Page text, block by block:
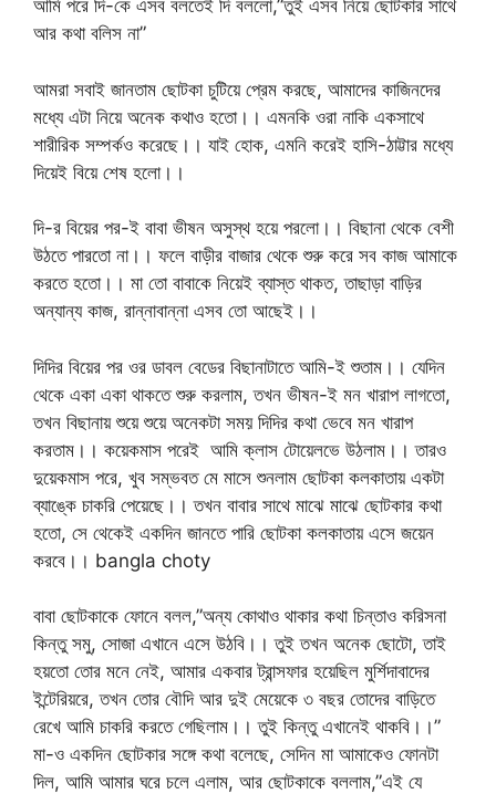
আমি পরে দি-কে এসব বলতেই দি বললো,”তুই এসব নিয়ে ছোটকার সাথে
আর কথা বলিস না”
আমরা সবাই জানতাম ছোটকা চুটিয়ে প্রেম করছে, আমাদের কাজিনদের
মধ্যে এটা নিয়ে অনেক কথাও হতো।। এমনকি ওরা নাকি একসাথে
শারীরিক সম্পর্কও করেছে।। যাই হোক, এমনি করেই হাসি-ঠাট্টার মধ্যে
দিয়েই বিয়ে শেষ হলো।।
দি-র বিয়ের পর-ই বাবা ভীষন অসুস্থ হয়ে পরলো।। বিছানা থেকে বেশী
উঠতে পারতো না।। ফলে বাড়ীর বাজার থেকে শুরু করে সব কাজ আমাকে
করতে হতো।। মা তো বাবাকে নিয়েই ব্যাস্ত থাকত, তাছাড়া বাড়ির
অন্যান্য কাজ, রান্নাবান্না এসব তো আছেই।।
দিদির বিয়ের পর ওর ডাবল বেডের বিছানাটাতে আমি-ই শুতাম।। যেদিন
থেকে একা একা থাকতে শুরু করলাম, তখন ভীষন-ই মন খারাপ লাগতো,
তখন বিছানায় শুয়ে শুয়ে অনেকটা সময় দিদির কথা ভেবে মন খারাপ
করতাম।। কয়েকমাস পরেই আমি ক্লাস টোয়েলভে উঠলাম।। তারও
দুয়েকমাস পরে, খুব সম্ভবত মে মাসে শুনলাম ছোটকা কলকাতায় একটা
ব্যাঙ্কে চাকরি পেয়েছে।। তখন বাবার সাথে মাঝে মাঝে ছোটকার কথা
হতো, সে থেকেই একদিন জানতে পারি ছোটকা কলকাতায় এসে জয়েন
করবে।। bangla choty
বাবা ছোটকাকে ফোনে বলল,”অন্য কোথাও থাকার কথা চিন্তাও করিসনা
কিন্তু সমু, সোজা এখানে এসে উঠবি।। তুই তখন অনেক ছোটো, তাই
হয়তো তোর মনে নেই, আমার একবার ট্রান্সফার হয়েছিল মুর্শিদাবাদের
ইন্টেরিয়রে, তখন তোর বৌদি আর দুই মেয়েকে ৩ বছর তোদের বাড়িতে
রেখে আমি চাকরি করতে গেছিলাম।। তুই কিন্তু এখানেই থাকবি।।”
মা-ও একদিন ছোটকার সঙ্গে কথা বলেছে, সেদিন মা আমাকেও ফোনটা
দিল, আমি আমার ঘরে চলে এলাম, আর ছোটকাকে বললাম,”এই যে